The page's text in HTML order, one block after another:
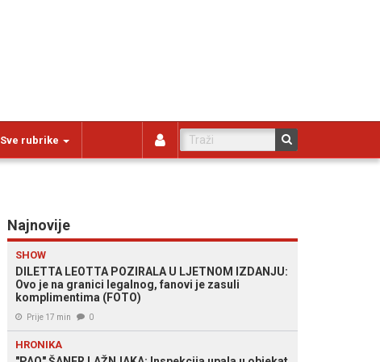
Sve rubrike
Najnovije
SHOW
DILETTA LEOTTA POZIRALA U LJETNOM IZDANJU:
Ovo je na granici legalnog, fanovi je zasuli
komplimentima (FOTO)
Prije 17 min 0
HRONIKA